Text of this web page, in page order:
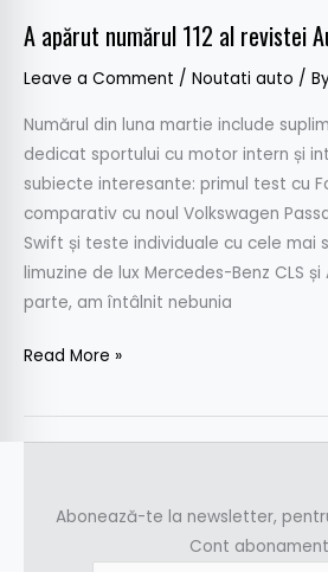
A apărut numărul 112 al revistei
Leave a Comment / Noutati auto /
Numărul din luna martie include
dedicat sportului cu motor intern și
subiecte interesante: primul test cu
comparativ cu noul Volkswagen
Swift și teste individuale cu cele mai
limuzine de lux Mercedes-Benz CLS și
parte, am întâlnit nebunia
Read More »
Abonează-te la newsletter,
Cont abonament